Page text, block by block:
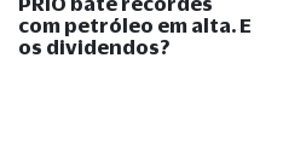
com petróleo em alta. E
os dividendos?